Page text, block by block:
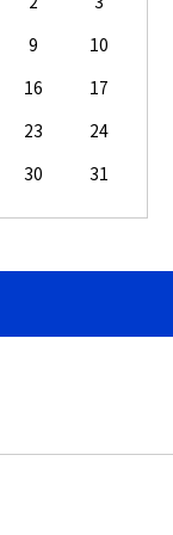
9
10
16
17
23
24
30 31